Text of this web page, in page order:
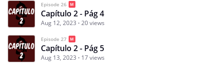
Episode 26
Capítulo 2 - Pág 4
Aug 12, 2023 20 views
Episode 27
Capítulo 2 - Pág 5
Aug 13, 2023 17 views